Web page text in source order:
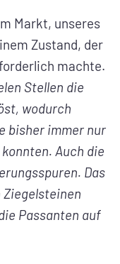
Markt, unseres
Zustand, der
machte.
Stellen die
wodurch
bisher immer nur
Auch die
Das
Passanten auf